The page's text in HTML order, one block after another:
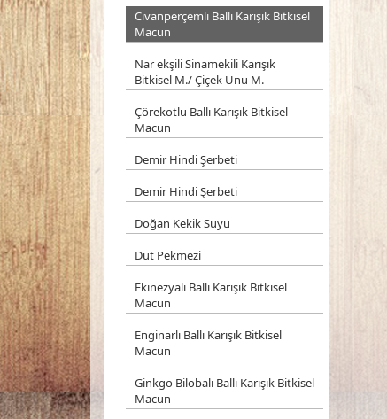
Civanperçemli Ballı Karışık Bitkisel
Macun
Nar ekşili Sinamekili Karışık
Bitkisel M./ Çiçek Unu M.
Çörekotlu Ballı Karışık Bitkisel
Macun
Demir Hindi Şerbeti
Demir Hindi Şerbeti
Doğan Kekik Suyu
Dut Pekmezi
Ekinezyalı Ballı Karışık Bitkisel
Macun
Enginarlı Ballı Karışık Bitkisel
Macun
Ginkgo Bilobalı Ballı Karışık Bitkisel
Macun